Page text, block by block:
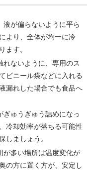
液が偏らないように平ら
より、全体が均一に冷
ます。
れないように、専用のス
ビニール袋などに入れる
漏れした場合でも食品へ
ぎゅうぎゅう詰めになっ
冷却効率が落ちる可能性
しましょう。
が多い場所は温度変化が
の方に置く方が、安定し